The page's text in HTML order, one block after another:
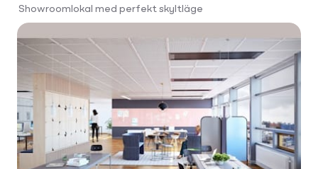
Showroomlokal med perfekt skyltläge